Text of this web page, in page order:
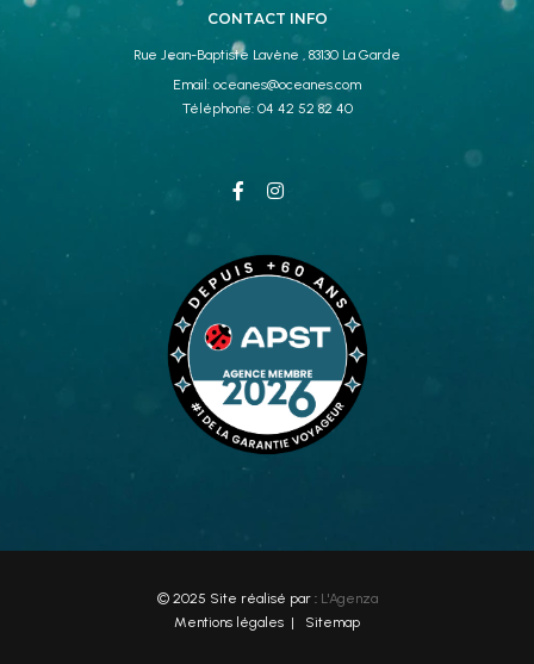
CONTACT INFO
Rue Jean-Baptiste Lavène , 83130 La Garde
Email: oceanes@oceanes.com
Téléphone: 04 42 52 82 40
© 2025 Site réalisé par : L'Agenza
Mentions légales | Sitemap